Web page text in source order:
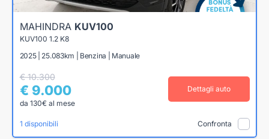
MAHINDRA KUV100
KUV100 1.2 K8
2025 | 25.083km | Benzina | Manuale
€ 10.300
€ 9.000
da 130€ al mese
Dettagli auto
1 disponibili Confronta